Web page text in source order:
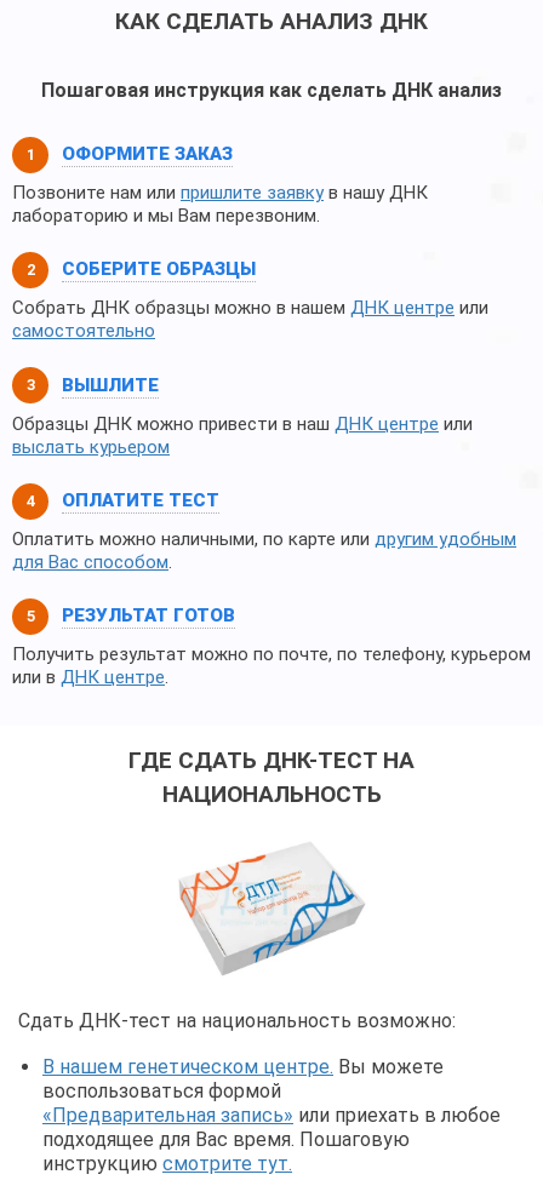
КАК СДЕЛАТЬ АНАЛИЗ ДНК
Пошаговая инструкция как сделать ДНК анализ
ОФОРМИТЕ ЗАКАЗ
Позвоните нам или пришлите заявкув нашу ДНК
лабораторию и мы Вам перезвоним.
СОБЕРИТЕ ОБРАЗЦЫ
Собрать ДНК образцы можно в нашем ДНК центре или
самостоятельно
ВЫШЛИТЕ
Образцы ДНК можно привести в наш ДНК центре или
выслать курьером
ОПЛАТИТЕ ТЕСТ
Оплатить можно наличными, по карте или другим удобным
для Вас способом.
РЕЗУЛЬТАТ ГОТОВ
Получить результат можно по почте, по телефону, курьером
или в ДНК центре.
ГДЕ СДАТЬ ДНК-ТЕСТ НА
НАЦИОНАЛЬНОСТЬ
Сдать ДНК-тест на национальность возможно:
В нашем генетическом центре. Вы можете
воспользоваться формой
«Предварительная запись» или приехать в любое
подходящее для Вас время. Пошаговую
инструкцию смотрите тут.